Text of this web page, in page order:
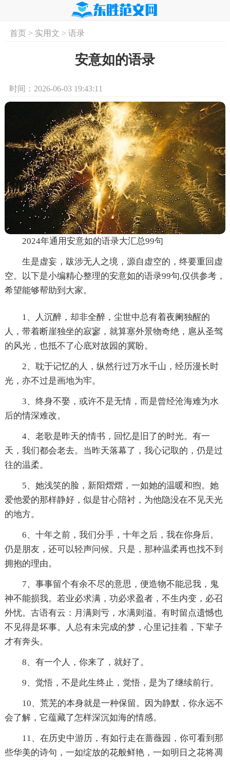
首页 实用文
首页> 实用文 > 语录
安意如的语录
时间：2026-06-03 19:43:11
2024年通用安意如的语录大汇总99句
生是虚妄，跋涉无人之境，源自虚空的，终要重回虚
空。以下是小编精心整理的安意如的语录99句,仅供参考，
希望能够帮助到大家。
1、人沉醉，却非全醉，尘世中总有着夜阑独醒的
人，带着断崖独坐的寂寥，就算塞外景物奇绝，扈从圣驾
的风光，也抵不了心底对故园的冀盼。
2、耽于记忆的人，纵然行过万水千山，经历漫长时
光，亦不过是画地为牢。
3、终身不娶，或许不是无情，而是曾经沧海难为水
后的情深难改。
4、老歌是昨天的情书，回忆是旧了的时光。有一
天，我们都会老去。当昨天落幕了，我心记取的，仍是过
往的温柔。
5、她浅笑的脸，新阳熠熠，一如她的温暖和煦。她
爱他爱的那样静好，似是甘心陪衬，为他隐没在不见天光
的地方。
6、十年之前，我们分手，十年之后，我在你身后。
仍是朋友，还可以轻声问候。只是，那种温柔再也找不到
拥抱的理由。
7、事事留个有余不尽的意思，便造物不能忌我，鬼
神不能损我。若业必求满，功必求盈者，不生内变，必召
外忧。古语有云：月满则亏，水满则溢。有时留点遗憾也
不见得是坏事。人总有未完成的梦，心里记挂着，下辈子
才有奔头。
8、有一个人，你来了，就好了。
9、觉悟，不是此生终止，觉悟，是为了继续前行。
10、荒芜的本身就是一种保留。因为静默，你永远不
会了解，它蕴藏了怎样深沉如海的情感。
11、在历史中游历，有如行走在蔷薇园，你可看到那
些华美的诗句，一如绽放的花般鲜艳，一如明日之花将凋